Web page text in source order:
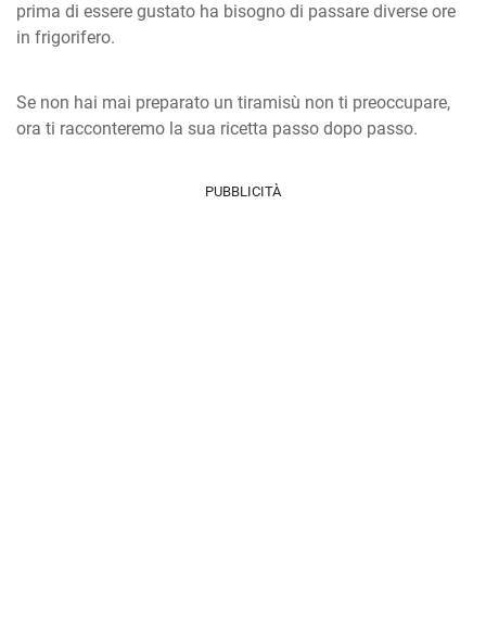
prima di essere gustato ha bisogno di passare diverse ore
in frigorifero.
Se non hai mai preparato un tiramisù non ti preoccupare,
ora ti racconteremo la sua ricetta passo dopo passo.
PUBBLICITÀ